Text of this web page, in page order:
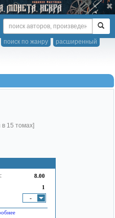
расширенный
поиск по жанру
8.00
1
-
15 томах]